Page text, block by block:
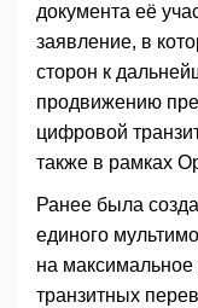
документа её
заявление, в
сторон к
продвижению
цифровой
также в рамках
Ранее была
единого
на
транзитных